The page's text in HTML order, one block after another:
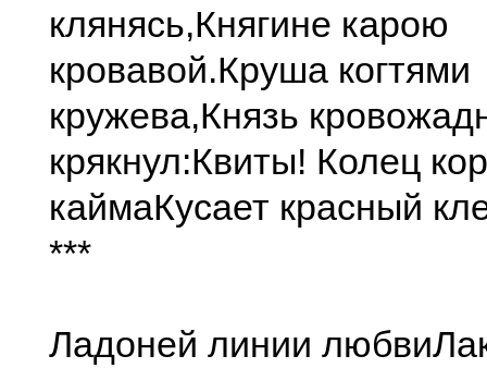
клянясь,Княгине карою
кровавой.Круша когтями
кружева,Князь
крякнул:Квиты! Колец
каймаКусает красный
***
Ладоней линии любви